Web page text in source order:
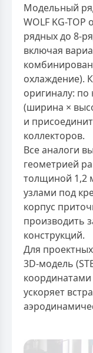
Модельный
WOLF KG-
рядных до 8-
включая
охлаждение).
оригиналу: по
(ширина ×
и
коллекторов.
Все аналоги
геометрией
толщиной 1,2
узлами под
корпус
производить
конструкций.
Для
3D-модель
ускоряет